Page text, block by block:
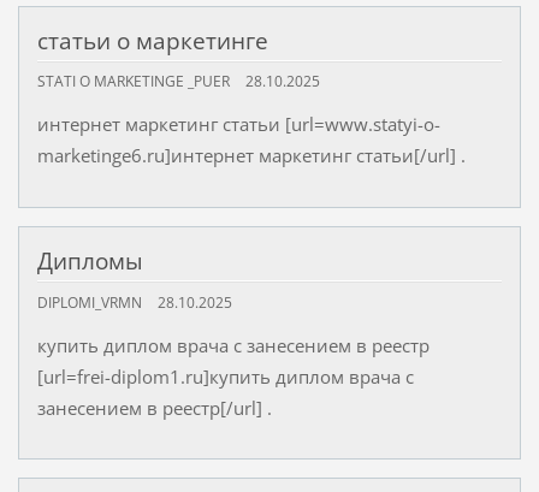
статьи о маркетинге
STATI O MARKETINGE _PUER 28.10.2025
интернет маркетинг статьи [url=www.statyi-o-
marketinge6.ru]интернет маркетинг статьи[/url] .
Дипломы
DIPLOMI_VRMN 28.10.2025
купить диплом врача с занесением в реестр
[url=frei-diplom1.ru]купить диплом врача с
занесением в реестр[/url] .